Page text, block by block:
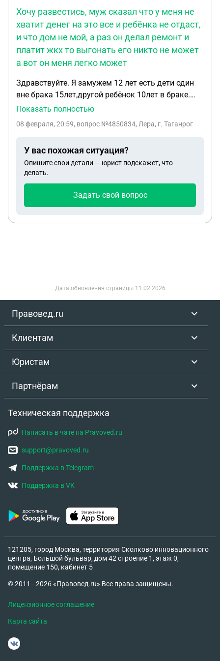
Хочу развестись, муж сказал что у меня не
хватит денег на это все и ребёнка не отдаст,
и что дом не мой, а раз он делал ремонт и
платит жкх то выгонать его никто не может
а вот он меня легко может
Здравствуйте. Я замужем 12 лет есть дети один
вне брака 15лет,другой ребёнок 10лет в браке.
Дом моего отца, я прописана с детьми муж нет.
инвалидности 3 группы, не работаю. Детские не
что у меня не хватит денег на это все и ребёнка не
отдаст, и что дом не мой, а раз он делал ремонт и
платит жкх то выгонать его никто не может а вот
Показать полностью
08 февраля, 20:59, вопрос №4850834, Лера, г. Таганрог
У вас похожая ситуация?
Опишите свои детали — юрист подскажет, что
делать.
Задать свой вопрос
Дата обновления страницы 11.02.2026
Правовед.ru
Клиентам
Юристам
Партнёрам
Техническая поддержка
Написать в чате на Pravoved.ru
support@pravoved.ru
Поддержка в Telegram
Поддержка в VK
121205, город Москва, территория Сколково инновационного
центра, Большой бульвар, дом 42 строение 1, этаж 0,
помещение 150, кабинет 5
© 2011—2026 «Правовед.ru» Все права защищены.
Лицензионное соглашение
Карта сайта